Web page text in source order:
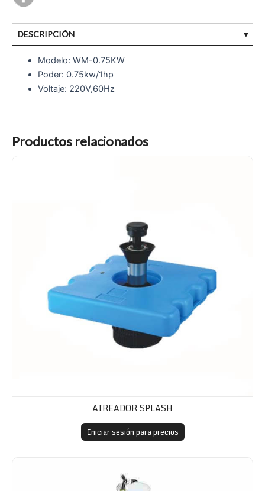
DESCRIPCIÓN
Modelo: WM-0.75KW
Poder: 0.75kw/1hp
Voltaje: 220V,60Hz
Productos relacionados
AIREADOR SPLASH
Iniciar sesión para precios